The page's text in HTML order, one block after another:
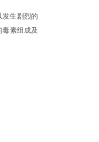
生剧烈的
素组成及